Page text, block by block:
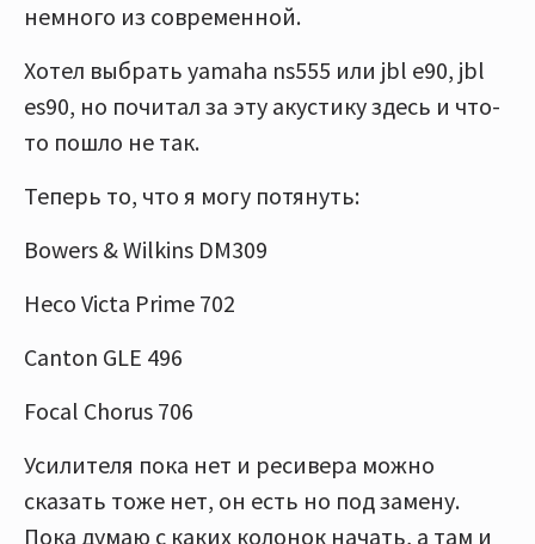
немного из современной.
Хотел выбрать yamaha ns555 или jbl e90, jbl
es90, но почитал за эту акустику здесь и что-
то пошло не так.
Теперь то, что я могу потянуть:
Bowers & Wilkins DM309
Heco Victa Prime 702
Canton GLE 496
Focal Chorus 706
Усилителя пока нет и ресивера можно
сказать тоже нет, он есть но под замену.
Пока думаю с каких колонок начать, а там и